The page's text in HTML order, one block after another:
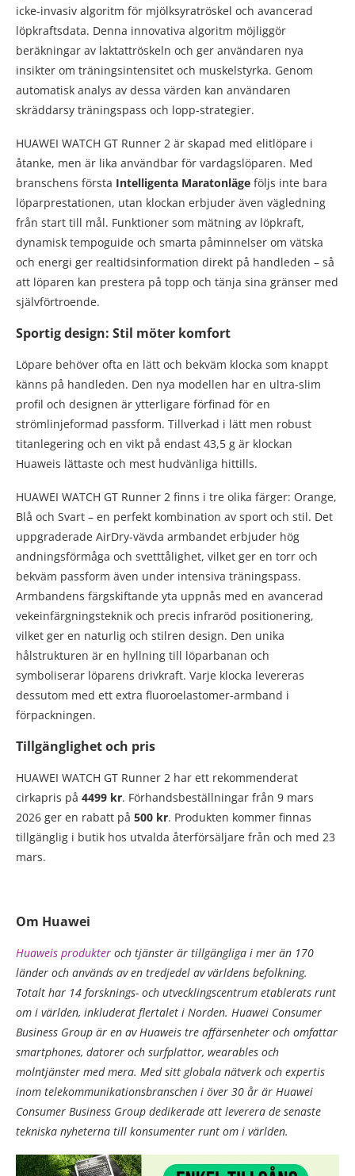
icke-invasiv algoritm för mjölksyratröskel och avancerad
löpkraftsdata. Denna innovativa algoritm möjliggör
beräkningar av laktattröskeln och ger användaren nya
insikter om träningsintensitet och muskelstyrka. Genom
automatisk analys av dessa värden kan användaren
skräddarsy träningspass och lopp-strategier.
HUAWEI WATCH GT Runner 2 är skapad med elitlöpare i
åtanke, men är lika användbar för vardagslöparen. Med
branschens första Intelligenta Maratonläge följs inte bara
löparprestationen, utan klockan erbjuder även vägledning
från start till mål. Funktioner som mätning av löpkraft,
dynamisk tempoguide och smarta påminnelser om vätska
och energi ger realtidsinformation direkt på handleden – så
att löparen kan prestera på topp och tänja sina gränser med
självförtroende.
Sportig design: Stil möter komfort
Löpare behöver ofta en lätt och bekväm klocka som knappt
känns på handleden. Den nya modellen har en ultra-slim
profil och designen är ytterligare förfinad för en
strömlinjeformad passform. Tillverkad i lätt men robust
titanlegering och en vikt på endast 43,5 g är klockan
Huaweis lättaste och mest hudvänliga hittills.
HUAWEI WATCH GT Runner 2 finns i tre olika färger: Orange,
Blå och Svart – en perfekt kombination av sport och stil. Det
uppgraderade AirDry-vävda armbandet erbjuder hög
andningsförmåga och svetttålighet, vilket ger en torr och
bekväm passform även under intensiva träningspass.
Armbandens färgskiftande yta uppnås med en avancerad
vekeinfärgningsteknik och precis infraröd positionering,
vilket ger en naturlig och stilren design. Den unika
hålstrukturen är en hyllning till löparbanan och
symboliserar löparens drivkraft. Varje klocka levereras
dessutom med ett extra fluoroelastomer-armband i
förpackningen.
Tillgänglighet och pris
HUAWEI WATCH GT Runner 2 har ett rekommenderat
cirkapris på 4499 kr. Förhandsbeställningar från 9 mars
2026 ger en rabatt på 500 kr. Produkten kommer finnas
tillgänglig i butik hos utvalda återförsäljare från och med 23
mars.
Om Huawei
Huaweis produkter och tjänster är tillgängliga i mer än 170
länder och används av en tredjedel av världens befolkning.
Totalt har 14 forsknings- och utvecklingscentrum etablerats runt
om i världen, inkluderat flertalet i Norden. Huawei Consumer
Business Group är en av Huaweis tre affärsenheter och omfattar
smartphones, datorer och surfplattor, wearables och
molntjänster med mera. Med sitt globala nätverk och expertis
inom telekommunikationsbranschen i över 30 år är Huawei
Consumer Business Group dedikerade att leverera de senaste
tekniska nyheterna till konsumenter runt om i världen.